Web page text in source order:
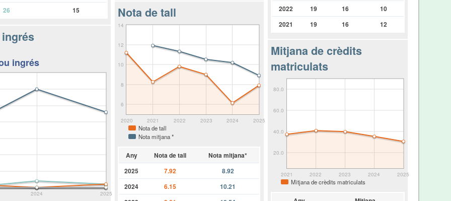
2022
19 16
10
2021
19 16 12
Mitjana de crèdits
matriculats
2021 2022 2023 2024 2025
20.0
40.0
60.0
80.0
Mitjana de crèdits matriculats
Nota de tall
2020 2021 2022 2023 2024 2025
6
8
10
12
14
Nota de tall
Nota mitjana *
Any Nota de tall
Nota mitjana*
2025
7.92
8.92
2024
6.15
10.21
26
15
ingrés
2024 2025